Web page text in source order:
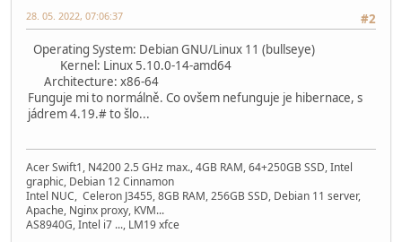
#2
28. 05. 2022, 07:06:37
Operating System: Debian GNU/Linux 11 (bullseye)
Kernel: Linux 5.10.0-14-amd64
Architecture: x86-64
Funguje mi to normálně. Co ovšem nefunguje je hibernace, s
jádrem 4.19.# to šlo...
Acer Swift1, N4200 2.5 GHz max., 4GB RAM, 64+250GB SSD, Intel
graphic, Debian 12 Cinnamon
Intel NUC, Celeron J3455, 8GB RAM, 256GB SSD, Debian 11 server,
Apache, Nginx proxy, KVM...
AS8940G, Intel i7 ..., LM19 xfce